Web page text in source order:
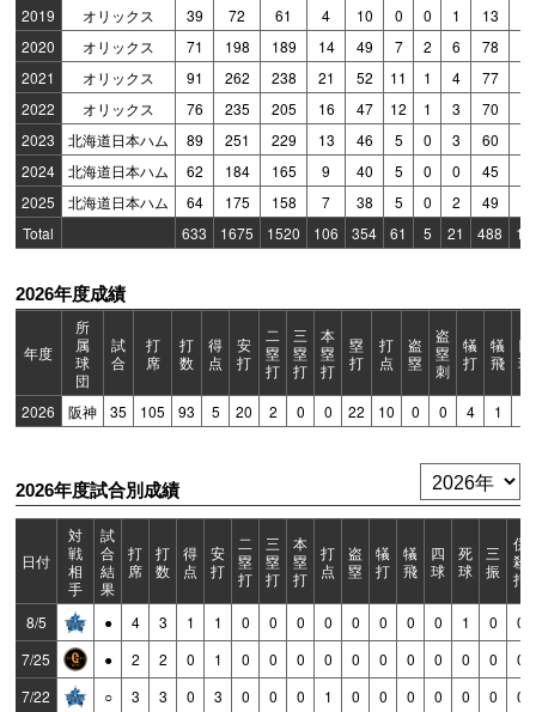
2019
オリックス 39 72 61 4 10 0 0 1 13
2020
オリックス 71 198 189 14 49 7 2 6 78
2021
オリックス 91 262 238 21 52 11 1 4 77
2022
オリックス 76 235 205 16 47 12 1 3 70
2023
北海道日本ハム 89 251 229 13 46 5 0 3 60
2024
北海道日本ハム 62 184 165 9 40 5 0 0 45
2025
北海道日本ハム 64 175 158 7 38 5 0 2 49
Total
633 1675 1520 106 354 61 5 21 488
2026年度成績
年度
所
属
球
団
試
合
打
席
打
数
得
点
安
打
二
塁
打
三
塁
打
本
塁
打
塁
打
打
点
盗
塁
盗
塁
刺
犠
打
犠
飛
四
球
2026 阪神 35 105 93 5 20 2 0 0 22 10 0 0 4 1
2026年度試合別成績
日付
対
戦
相
手
試
合
結
果
打
席
打
数
得
点
安
打
二
塁
打
三
塁
打
本
塁
打
打
点
盗
塁
犠
打
犠
飛
四
球
死
球
三
振
併
殺
打
8/5 ● 4 3 1 1 0 0 0 0 0 0 0 0 1 0
0
7/25
● 2 2 0 1 0 0 0 0 0 0 0 0 0 0
0
7/22
○ 3 3 0 3 0 0 0 1 0 0 0 0 0 0 0